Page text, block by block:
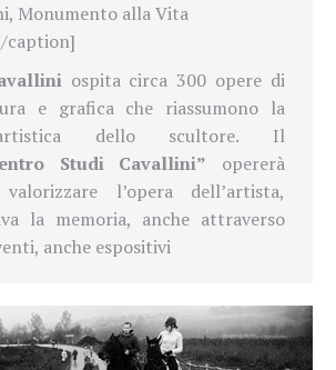
Monumento alla Vita
caption]
ospita circa 300 opere di
e grafica che riassumono la
dello scultore. Il
Studi Cavallini” opererà
l’opera dell’artista,
la memoria, anche attraverso
anche espositivi